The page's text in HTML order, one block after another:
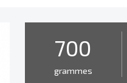
700
grammes